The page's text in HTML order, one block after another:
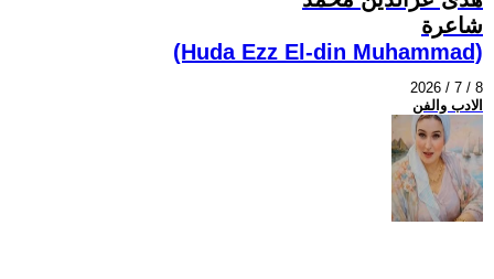
شاعرة
(Huda Ezz El-din Muhammad)
2026 / 7 / 8
الادب والفن